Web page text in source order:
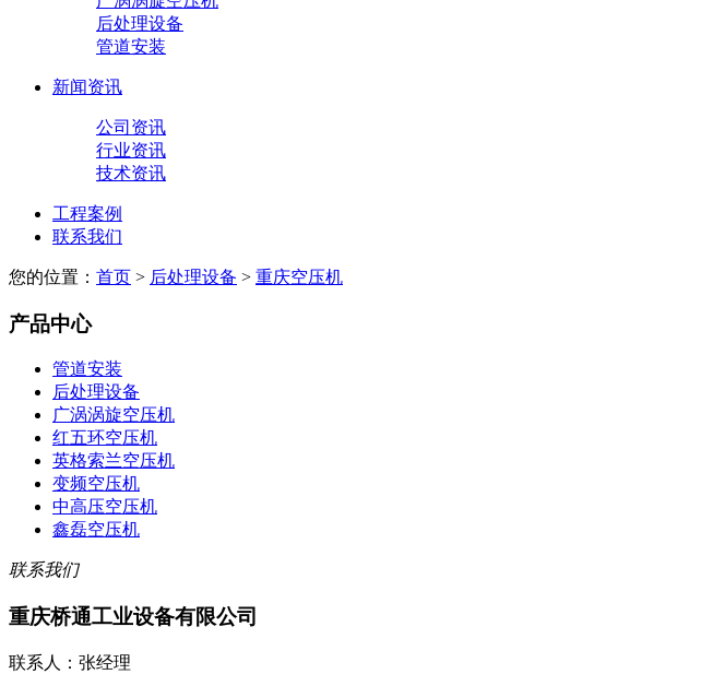
后处理设备
管道安装
新闻资讯
公司资讯
行业资讯
技术资讯
工程案例
联系我们
您的位置： 首页 > 后处理设备 > 重庆空压机
产品中心
管道安装
后处理设备
广涡涡旋空压机
红五环空压机
英格索兰空压机
变频空压机
中高压空压机
鑫磊空压机
联系我们
重庆桥通工业设备有限公司
联系人：张经理